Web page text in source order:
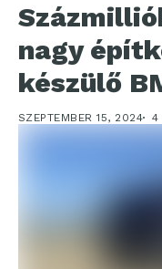
nagy
készülő
SZEPTEMBER 15, 2024 4